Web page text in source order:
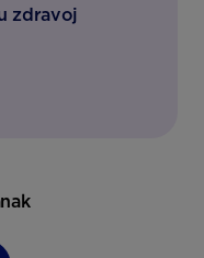
zdravoj